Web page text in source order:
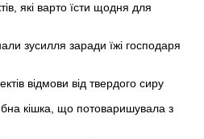
які варто їсти щодня для
зусилля заради їжі господаря
відмови від твердого сиру
кішка, що потоваришувала з